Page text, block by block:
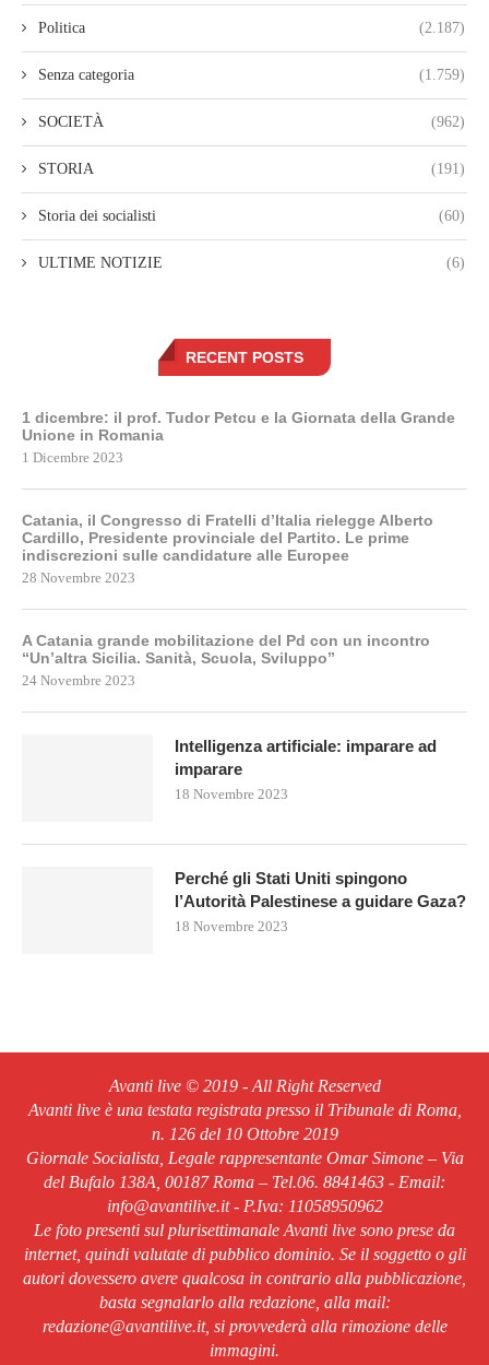
Politica (2.187)
Senza categoria (1.759)
SOCIETÀ (962)
STORIA (191)
Storia dei socialisti (60)
ULTIME NOTIZIE (6)
RECENT POSTS
1 dicembre: il prof. Tudor Petcu e la Giornata della Grande
Unione in Romania
1 Dicembre 2023
Catania, il Congresso di Fratelli d’Italia rielegge Alberto
Cardillo, Presidente provinciale del Partito. Le prime
indiscrezioni sulle candidature alle Europee
28 Novembre 2023
A Catania grande mobilitazione del Pd con un incontro
“Un’altra Sicilia. Sanità, Scuola, Sviluppo”
24 Novembre 2023
Intelligenza artificiale: imparare ad
imparare
18 Novembre 2023
Perché gli Stati Uniti spingono
l’Autorità Palestinese a guidare Gaza?
18 Novembre 2023
Avanti live © 2019 - All Right Reserved
Avanti live è una testata registrata presso il Tribunale di Roma,
n. 126 del 10 Ottobre 2019
Giornale Socialista, Legale rappresentante Omar Simone – Via
del Bufalo 138A, 00187 Roma – Tel.06. 8841463 - Email:
info@avantilive.it - P.Iva: 11058950962
Le foto presenti sul plurisettimanale Avanti live sono prese da
internet, quindi valutate di pubblico dominio. Se il soggetto o gli
autori dovessero avere qualcosa in contrario alla pubblicazione,
basta segnalarlo alla redazione, alla mail:
redazione@avantilive.it, si provvederà alla rimozione delle
immagini.